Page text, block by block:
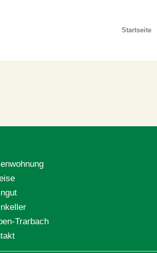
Startseite
Trarbach